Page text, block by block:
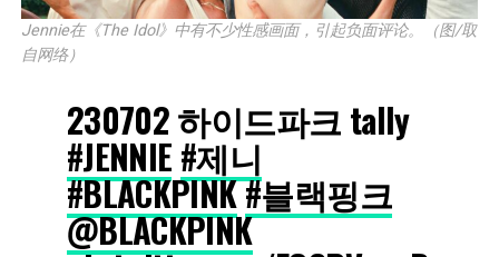
Jennie在《The Idol》中有不少性感画面，引起负面评论。（图/取
自网络）
230702 하이드파크 tally
#JENNIE #제니
#BLACKPINK#블랙핑크
@BLACKPINK